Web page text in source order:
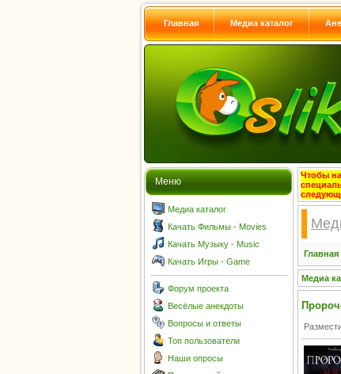
Главная Медиа каталог
Меню
Медиа каталог
Качать Фильмы - Movies
Качать Музыку - Music
Качать Игры - Game
Форум проекта
Весёлые анекдоты
Вопросы и ответы
Топ пользователи
Наши опросы
Чтобы
Главная
Медиа